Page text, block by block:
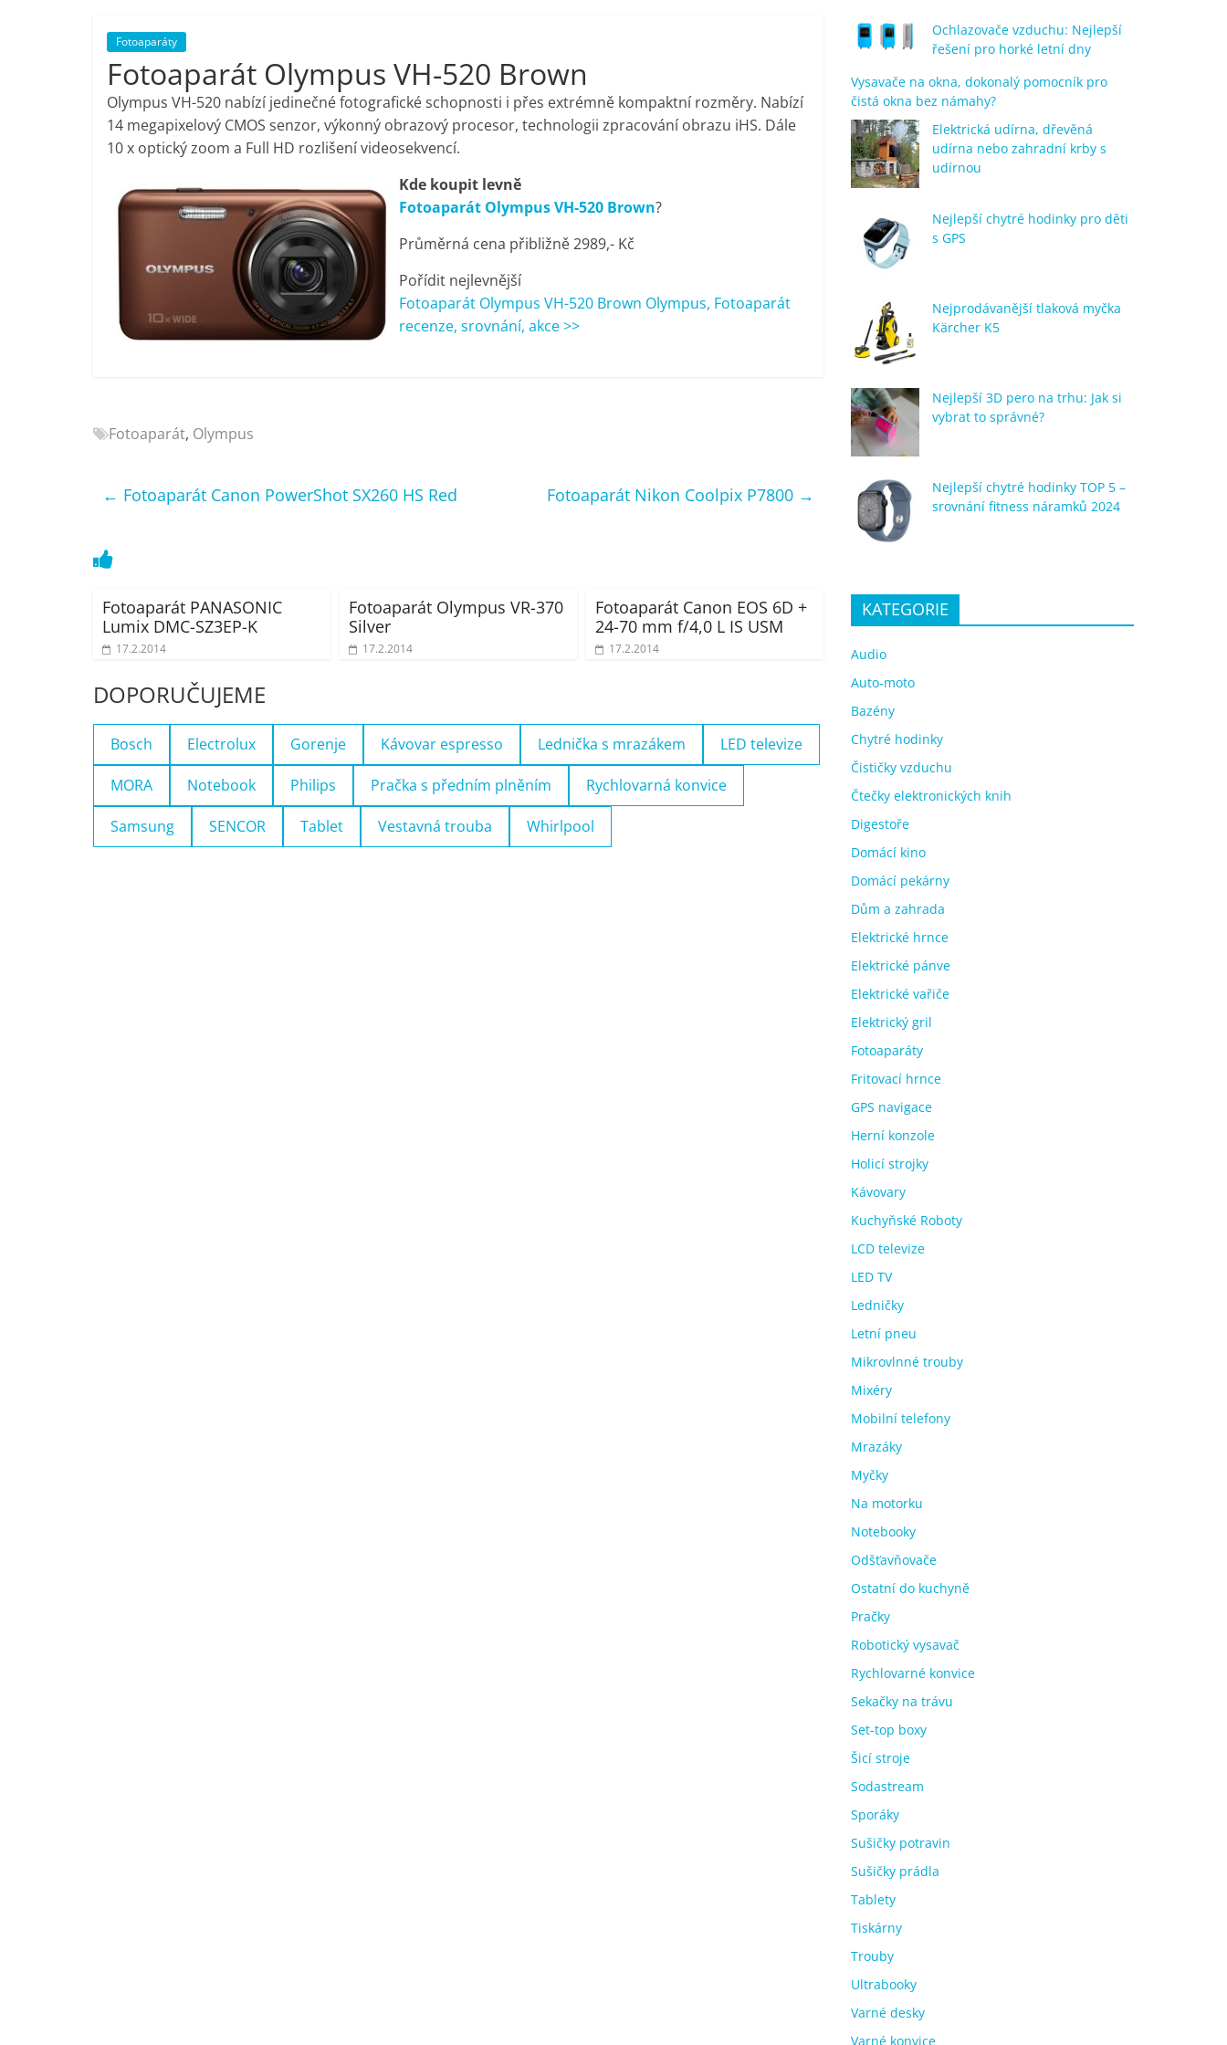
porovnání,
pračky,
televize,
notebooky,
mobilní
telefony,
kávovary,
Nejlepší
Elektro
pračky,
notebooky,
mobilní
telefony,
bazény
Fotoaparáty
Fotoaparát Olympus VH-520 Brown
Olympus VH-520 nabízí jedinečné fotografické schopnosti i přes extrémně kompaktní rozměry. Nabízí
14 megapixelový CMOS senzor, výkonný obrazový procesor, technologii zpracování obrazu iHS. Dále
10 x optický zoom a Full HD rozlišení videosekvencí.
Kde koupit levně
Fotoaparát Olympus VH-520 Brown?
Průměrná cena přibližně 2989,- Kč
Pořídit nejlevnější
Fotoaparát Olympus VH-520 Brown Olympus, Fotoaparát
recenze, srovnání, akce >>
Fotoaparát, Olympus
← Fotoaparát Canon PowerShot SX260 HS Red Fotoaparát Nikon Coolpix P7800 →
Fotoaparát PANASONIC
Lumix DMC-SZ3EP-K
17.2.2014
Fotoaparát Olympus VR-370
Silver
17.2.2014
Fotoaparát Canon EOS 6D +
24-70 mm f/4,0 L IS USM
17.2.2014
DOPORUČUJEME
Bosch Electrolux Gorenje Kávovar espresso Lednička s mrazákem LED televize
MORA Notebook Philips Pračka s předním plněním Rychlovarná konvice
Samsung SENCOR Tablet Vestavná trouba Whirlpool
Ochlazovače vzduchu: Nejlepší
řešení pro horké letní dny
Vysavače na okna, dokonalý pomocník pro
čistá okna bez námahy?
Elektrická udírna, dřevěná
udírna nebo zahradní krby s
udírnou
Nejlepší chytré hodinky pro děti
s GPS
Nejprodávanější tlaková myčka
Kärcher K5
Nejlepší 3D pero na trhu: Jak si
vybrat to správné?
Nejlepší chytré hodinky TOP 5 –
srovnání fitness náramků 2024
KATEGORIE
Audio
Auto-moto
Bazény
Chytré hodinky
Čističky vzduchu
Čtečky elektronických knih
Digestoře
Domácí kino
Domácí pekárny
Dům a zahrada
Elektrické hrnce
Elektrické pánve
Elektrické vařiče
Elektrický gril
Fotoaparáty
Fritovací hrnce
GPS navigace
Herní konzole
Holicí strojky
Kávovary
Kuchyňské Roboty
LCD televize
LED TV
Ledničky
Letní pneu
Mikrovlnné trouby
Mixéry
Mobilní telefony
Mrazáky
Myčky
Na motorku
Notebooky
Odšťavňovače
Ostatní do kuchyně
Pračky
Robotický vysavač
Rychlovarné konvice
Sekačky na trávu
Set-top boxy
Šicí stroje
Sodastream
Sporáky
Sušičky potravin
Sušičky prádla
Tablety
Tiskárny
Trouby
Ultrabooky
Varné desky
Varné konvice